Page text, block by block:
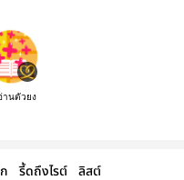
านตัวยง
รี้ดถึงไรต์ ลิสต์